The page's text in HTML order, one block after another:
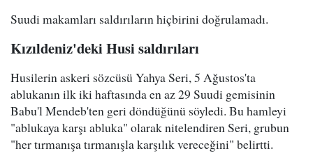
Suudi makamları saldırıların hiçbirini doğrulamadı.
Kızıldeniz'deki Husi saldırıları
Husilerin askeri sözcüsü Yahya Seri, 5 Ağustos'ta
ablukanın ilk iki haftasında en az 29 Suudi gemisinin
Babu'l Mendeb'ten geri döndüğünü söyledi. Bu hamleyi
"ablukaya karşı abluka" olarak nitelendiren Seri, grubun
"her tırmanışa tırmanışla karşılık vereceğini" belirtti.